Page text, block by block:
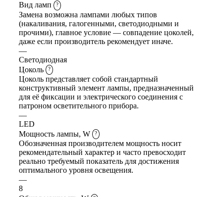
Вид ламп
?
Замена возможна лампами любых типов
(накаливания, галогенными, светодиодными и
прочими), главное условие — совпадение цоколей,
даже если производитель рекомендует иначе.
—
Светодиодная
Цоколь
?
Цоколь представляет собой стандартный
конструктивный элемент лампы, предназначенный
для её фиксации и электрического соединения с
патроном осветительного прибора.
—
LED
Мощность лампы, W
?
Обозначенная производителем мощность носит
рекомендательный характер и часто превосходит
реально требуемый показатель для достижения
оптимального уровня освещения.
—
8